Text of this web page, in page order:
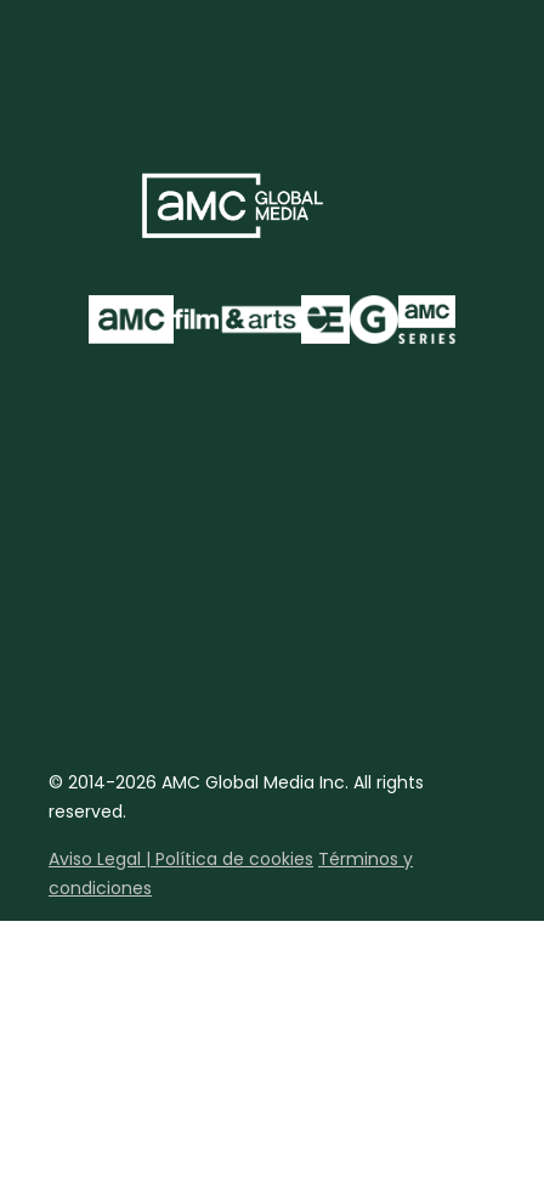
© 2014-2026 AMC Global Media Inc. All rights
reserved.
Aviso Legal | Política de cookies Términos y
condiciones